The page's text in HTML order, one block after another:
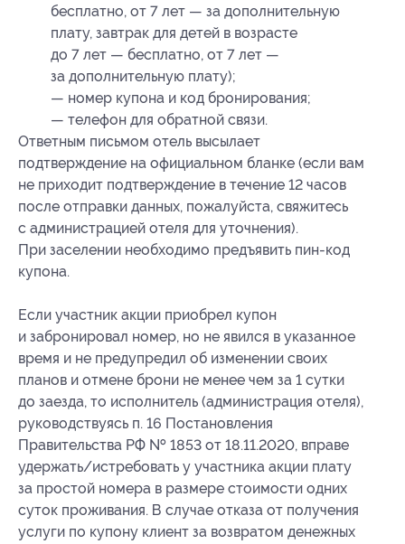
бесплатно, от 7 лет — за дополнительную
плату, завтрак для детей в возрасте
до 7 лет — бесплатно, от 7 лет —
за дополнительную плату);
— номер купона и код бронирования;
— телефон для обратной связи.
Ответным письмом отель высылает
подтверждение на официальном бланке (если вам
не приходит подтверждение в течение 12 часов
после отправки данных, пожалуйста, свяжитесь
с администрацией отеля для уточнения).
При заселении необходимо предъявить пин-код
купона.
Если участник акции приобрел купон
и забронировал номер, но не явился в указанное
время и не предупредил об изменении своих
планов и отмене брони не менее чем за 1 сутки
до заезда, то исполнитель (администрация отеля),
руководствуясь п. 16 Постановления
Правительства РФ № 1853 от 18.11.2020, вправе
удержать/истребовать у участника акции плату
за простой номера в размере стоимости одних
суток проживания. В случае отказа от получения
услуги по купону клиент за возвратом денежных